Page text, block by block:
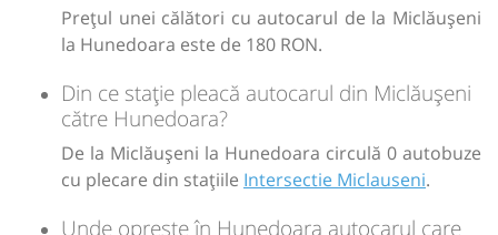
180lei Cumpără
Prețul unei călători cu autocarul de la Miclăușeni
la Hunedoara este de 180 RON.
Din ce stație pleacă autocarul din Miclăușeni
către Hunedoara?
De la Miclăușeni la Hunedoara circulă 0 autobuze
cu plecare din stațiile Intersectie Miclauseni.
Unde oprește în Hunedoara autocarul care